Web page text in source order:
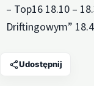
– Top16 18.10 –
Driftingowym”
Udostępnij